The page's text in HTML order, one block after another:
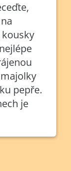
pepře.
je